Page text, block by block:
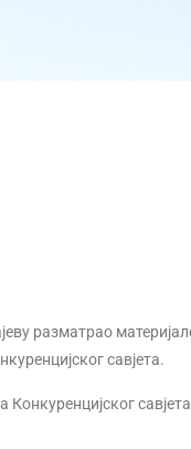
разматрао
савјета.